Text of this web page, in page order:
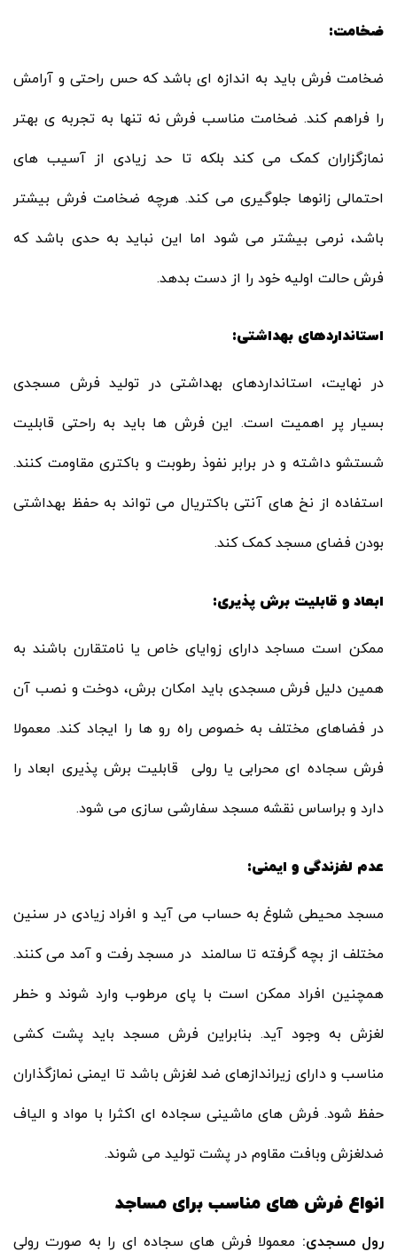
ضخامت:
ضخامت فرش باید به اندازه ای باشد که حس راحتی و آرامش
را فراهم کند. ضخامت مناسب فرش نه تنها به تجربه ی بهتر
نمازگزاران کمک می کند بلکه تا حد زیادی از آسیب های
احتمالی زانوها جلوگیری می کند. هرچه ضخامت فرش بیشتر
باشد، نرمی بیشتر می شود اما این نباید به حدی باشد که
فرش حالت اولیه خود را از دست بدهد.
استانداردهای بهداشتی:
در نهایت، استانداردهای بهداشتی در تولید فرش مسجدی
بسیار پر اهمیت است. این فرش ها باید به راحتی قابلیت
شستشو داشته و در برابر نفوذ رطوبت و باکتری مقاومت کنند.
استفاده از نخ های آنتی باکتریال می تواند به حفظ بهداشتی
بودن فضای مسجد کمک کند.
ابعاد و قابلیت برش ‌پذیری:
ممکن است مساجد دارای زوایای خاص یا نامتقارن باشند به
همین دلیل فرش مسجدی باید امکان برش، دوخت و نصب آن
در فضاهای مختلف به خصوص راه رو ها را ایجاد کند. معمولا
فرش سجاده ای محرابی یا رولی قابلیت برش پذیری ابعاد را
دارد و براساس نقشه مسجد سفارشی سازی می شود.
عدم لغزندگی و ایمنی:
مسجد محیطی شلوغ به حساب می آید و افراد زیادی در سنین
مختلف از بچه گرفته تا سالمند در مسجد رفت و آمد می کنند.
همچنین افراد ممکن است با پای مرطوب وارد شوند و خطر
لغزش به وجود آید. بنابراین فرش مسجد باید پشت‌ کشی
مناسب و دارای زیراندازهای ضد لغزش باشد تا ایمنی نمازگذاران
حفظ شود. فرش های ماشینی سجاده ای اکثرا با مواد و الیاف
ضدلغزش وبافت مقاوم در پشت تولید می شوند.
انواع فرش های مناسب برای مساجد
رول مسجدی: معمولا فرش های سجاده ای را به صورت رولی